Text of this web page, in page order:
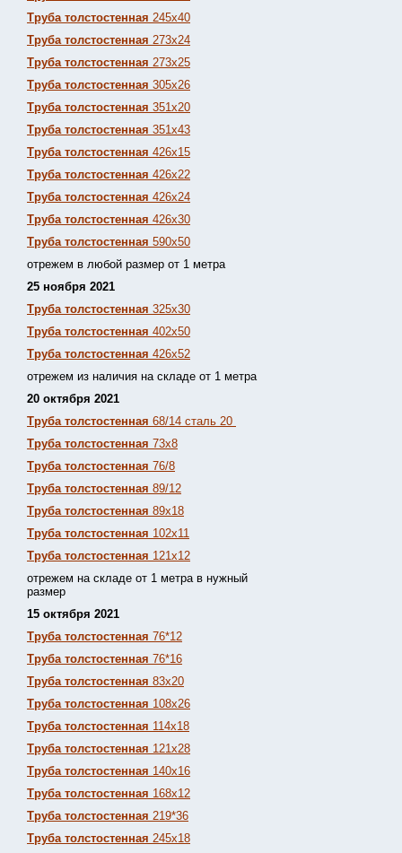
Труба толстостенная 245х40
Труба толстостенная 273х24
Труба толстостенная 273х25
Труба толстостенная 305х26
Труба толстостенная 351х20
Труба толстостенная 351х43
Труба толстостенная 426х15
Труба толстостенная 426х22
Труба толстостенная 426х24
Труба толстостенная 426х30
Труба толстостенная 590х50
отрежем в любой размер от 1 метра
25 ноября 2021
Труба толстостенная 325х30
Труба толстостенная 402х50
Труба толстостенная 426х52
отрежем из наличия на складе от 1 метра
20 октября 2021
Труба толстостенная 68/14 сталь 20
Труба толстостенная 73х8
Труба толстостенная 76/8
Труба толстостенная 89/12
Труба толстостенная 89х18
Труба толстостенная 102х11
Труба толстостенная 121х12
отрежем на складе от 1 метра в нужный
размер
15 октября 2021
Труба толстостенная 76*12
Труба толстостенная 76*16
Труба толстостенная 83х20
Труба толстостенная 108х26
Труба толстостенная 114х18
Труба толстостенная 121х28
Труба толстостенная 140х16
Труба толстостенная 168х12
Труба толстостенная 219*36
Труба толстостенная 245х18